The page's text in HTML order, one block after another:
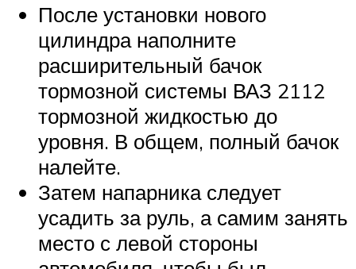
После установки нового
цилиндра наполните
расширительный бачок
тормозной системы ВАЗ 2112
тормозной жидкостью до
уровня. В общем, полный бачок
налейте.
Затем напарника следует
усадить за руль, а самим занять
место с левой стороны